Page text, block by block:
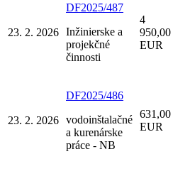
23. 2. 2026
DF2025/487
Inžinierske a
projekčné
činnosti
4
950,00
EUR
23. 2. 2026
DF2025/486
vodoinštalačné
a kurenárske
práce - NB
631,00
EUR